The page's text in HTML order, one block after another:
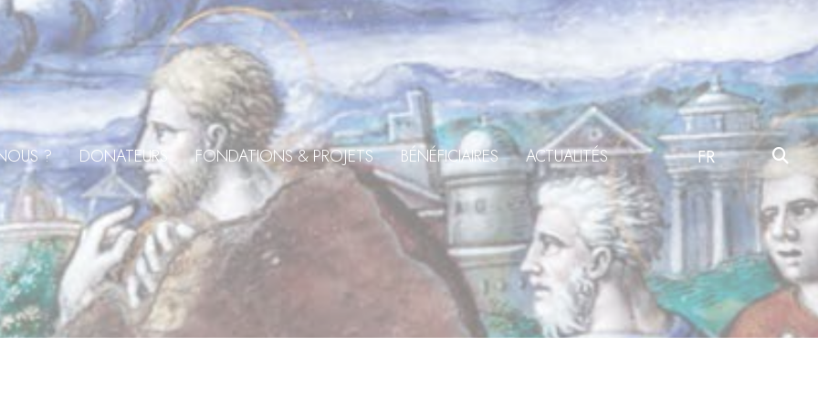
? DONATEURS FONDATIONS & PROJETS BÉNÉFICIAIRES ACTUALITÉS FR